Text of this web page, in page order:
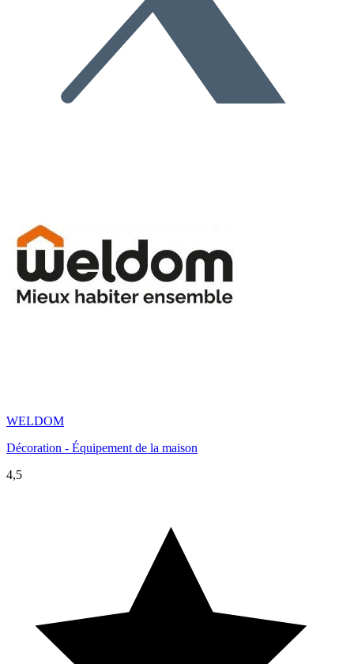
WELDOM
Décoration - Équipement de la maison
4,5